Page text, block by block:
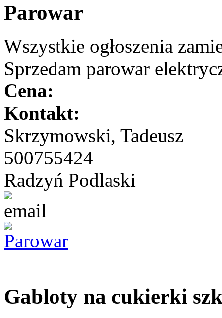
Parowar
Wszystkie ogłoszenia
Sprzedam parowar
Cena:
Kontakt:
Skrzymowski, Tadeusz
500755424
Radzyń Podlaski
Gabloty na cukierki